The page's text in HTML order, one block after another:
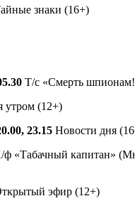
знаки (16+)
Т/с «Смерть
утром (12+)
23.15 Новости дня
ф «Табачный капитан»
эфир (12+)